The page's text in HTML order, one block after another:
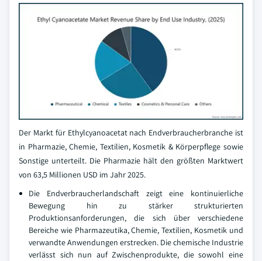
Der Markt für Ethylcyanoacetat nach Endverbraucherbranche ist
in Pharmazie, Chemie, Textilien, Kosmetik & Körperpflege sowie
Sonstige unterteilt. Die Pharmazie hält den größten Marktwert
von 63,5 Millionen USD im Jahr 2025.
Die Endverbraucherlandschaft zeigt eine kontinuierliche
Bewegung hin zu stärker strukturierten
Produktionsanforderungen, die sich über verschiedene
Bereiche wie Pharmazeutika, Chemie, Textilien, Kosmetik und
verwandte Anwendungen erstrecken. Die chemische Industrie
verlässt sich nun auf Zwischenprodukte, die sowohl eine